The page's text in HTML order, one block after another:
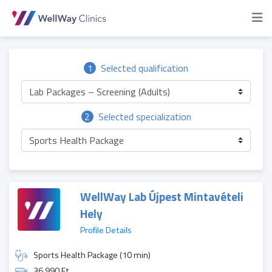
1 Selected qualification
Lab Packages – Screening (Adults)
2
Selected specialization
Sports Health Package
WellWay Lab Újpest Mintavételi
Hely
Profile Details
Sports Health Package (10 min)